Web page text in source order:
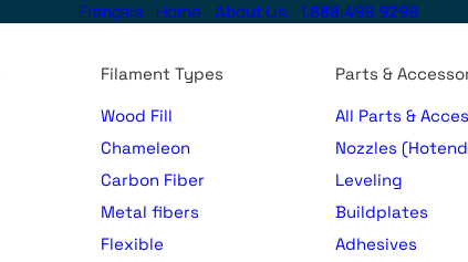
Français Home About Us 1.888.499.9299
Filament Types
Wood Fill
Chameleon
Carbon Fiber
Metal fibers
Flexible
Parts &
All Parts &
Nozzles
Leveling
Buildplates
Adhesives